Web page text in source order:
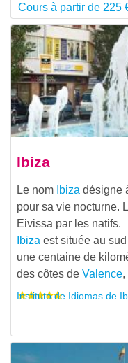
Cours à partir de 225
Ibiza
Le nom Ibiza désigne
pour sa vie nocturne.
Eivissa par les natifs.
Ibiza est située au
une centaine de
des côtes de Valence
Instituto de Idiomas de